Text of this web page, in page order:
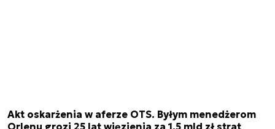
Akt oskarżenia w aferze OTS. Byłym menedżerom
Orlenu grozi 25 lat więzienia za 1,5 mld zł strat